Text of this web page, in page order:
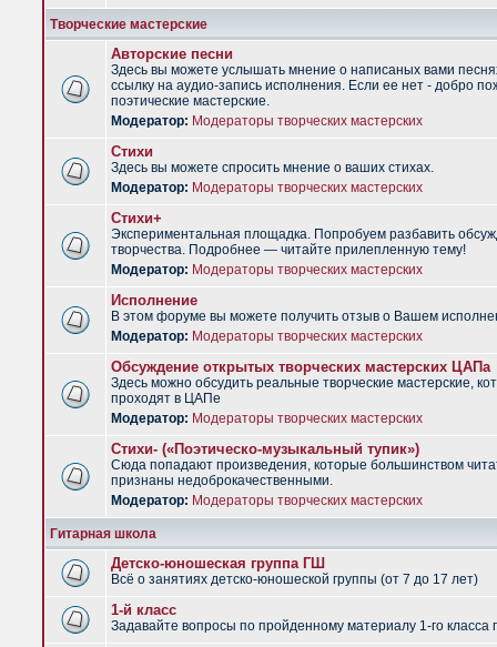
Творческие мастерские
Авторские песни
Здесь вы можете услышать мнение о написаных вами
ссылку на аудио-запись исполнения. Если ее нет - добро
поэтические мастерские.
Модератор: Модераторы творческих мастерских
Стихи
Здесь вы можете спросить мнение о ваших стихах.
Модератор: Модераторы творческих мастерских
Стихи+
Экспериментальная площадка. Попробуем разбавить
творчества. Подробнее — читайте прилепленную тему!
Модератор: Модераторы творческих мастерских
Исполнение
В этом форуме вы можете получить отзыв о Вашем
Модератор: Модераторы творческих мастерских
Обсуждение открытых творческих мастерских ЦАПа
Здесь можно обсудить реальные творческие мастерские,
проходят в ЦАПе
Модератор: Модераторы творческих мастерских
Стихи- («Поэтическо-музыкальный тупик»)
Сюда попадают произведения, которые большинством
признаны недоброкачественными.
Модератор: Модераторы творческих мастерских
Гитарная школа
Детско-юношеская группа ГШ
Всё о занятиях детско-юношеской группы (от 7 до 17 лет)
1-й класс
Задавайте вопросы по пройденному материалу 1-го класса